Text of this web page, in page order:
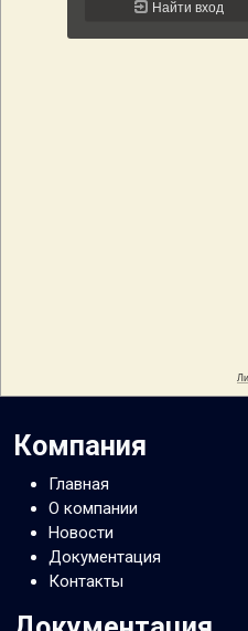
Компания
Главная
О компании
Новости
Документация
Контакты